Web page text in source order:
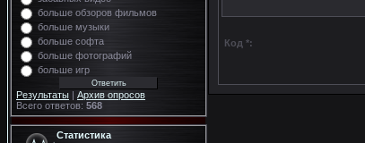
больше обзоров фильмов
больше музыки
больше софта
больше фотографий
больше игр
Результаты | Архив опросов
Всего ответов: 568
Статистика
Код *: